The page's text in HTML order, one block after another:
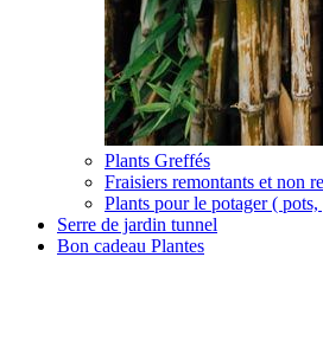
Plants Greffés
Fraisiers remontants et non
Plants pour le potager ( pots,
Serre de jardin tunnel
Bon cadeau Plantes